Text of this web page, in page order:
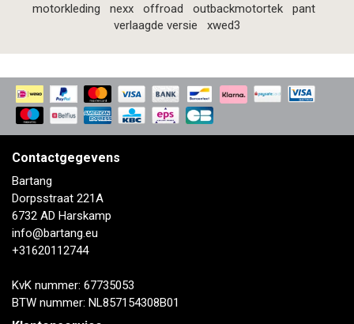
motorkleding
nexx offroad outbackmotortek
pant
verlaagde versie
xwed3
Contactgegevens
Bartang
Dorpsstraat 221A
6732 AD Harskamp
info@bartang.eu
+31620112744
KvK nummer: 67735053
BTW nummer: NL857154308B01